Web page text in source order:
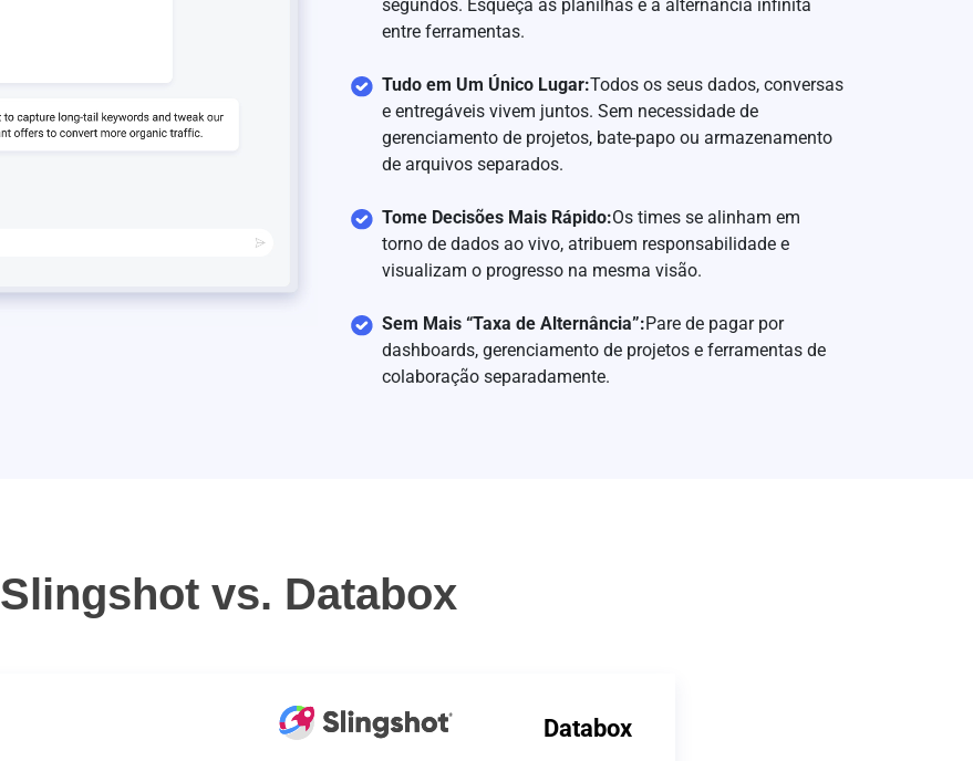
segundos. Esqueça as planilhas e a alternância infinita
entre ferramentas.
Tudo em Um Único Lugar:Todos os seus dados, conversas
e entregáveis vivem juntos. Sem necessidade de
gerenciamento de projetos, bate-papo ou armazenamento
de arquivos separados.
Tome Decisões Mais Rápido:Os times se alinham em
torno de dados ao vivo, atribuem responsabilidade e
visualizam o progresso na mesma visão.
Sem Mais “Taxa de Alternância”:Pare de pagar por
dashboards, gerenciamento de projetos e ferramentas de
colaboração separadamente.
Slingshot vs. Databox
Databox